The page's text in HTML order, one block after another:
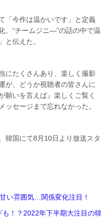
「今作は温かいです」と定義
、“チームジニ―”の話の中で温
と伝えた。
にたくさんあり、楽しく撮影
が、どうか視聴者の皆さんに
願いを言えば』楽しくご覧く
ッセージまで忘れなかった。
韓国にて8月10日より放送スタ
い雰囲気…関係変化注目！
！？2022年下半期大注目の韓